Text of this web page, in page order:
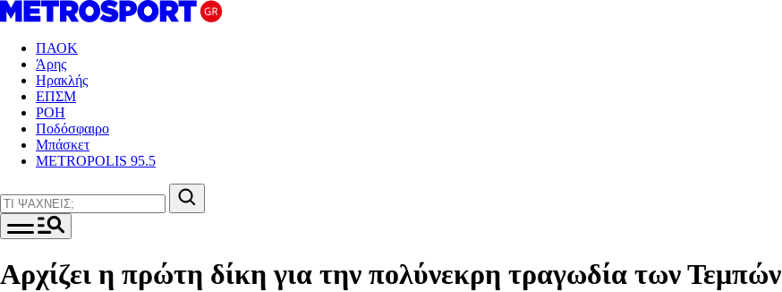
ΠΑΟΚ
Άρης
Ηρακλής
ΕΠΣΜ
ΡΟΗ
Ποδόσφαιρο
Μπάσκετ
METROPOLIS 95.5
Αρχίζει η πρώτη δίκη για την πολύνεκρη τραγωδία των Τεμπών